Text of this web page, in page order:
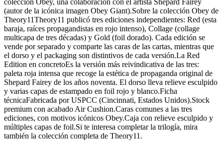
colección Obey, una colaboración con el artista Shepard Fairey
(autor de la icónica imagen Obey Giant).Sobre la colección Obey de
Theory11Theory11 publicó tres ediciones independientes: Red (esta
baraja, raíces propagandistas en rojo intenso), Collage (collage
multicapa de tres décadas) y Gold (foil dorado). Cada edición se
vende por separado y comparte las caras de las cartas, mientras que
el dorso y el packaging son distintivos de cada versión.La Red
Edition en concretoEs la versión más reivindicativa de las tres:
paleta roja intensa que recoge la estética de propaganda original de
Shepard Fairey de los años noventa. El dorso lleva relieve esculpido
y varias capas de estampado en foil rojo y blanco.Ficha
técnicaFabricada por USPCC (Cincinnati, Estados Unidos).Stock
premium con acabado Air Cushion.Caras comunes a las tres
ediciones, con motivos icónicos Obey.Caja con relieve esculpido y
múltiples capas de foil.Si te interesa completar la trilogía, mira
también la colección completa de Theory11.